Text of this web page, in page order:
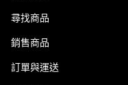
尋找商品
銷售商品
訂單與運送